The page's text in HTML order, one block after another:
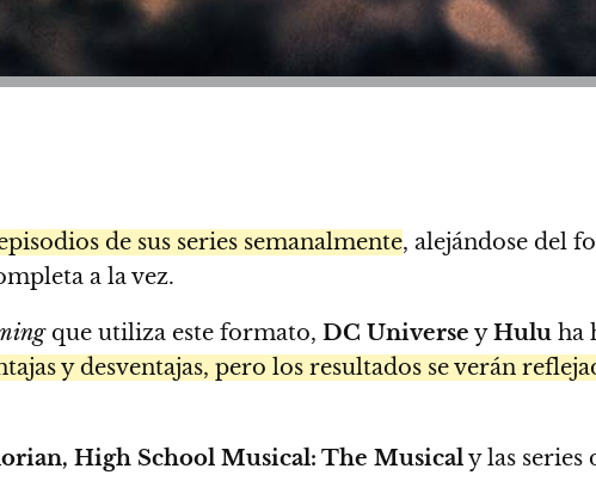
de sus series semanalmente, alejándose del
a la vez.
que utiliza este formato, DC Universe yHulu ha
y desventajas, pero los resultados se verán
High School Musical: The Musicaly las series